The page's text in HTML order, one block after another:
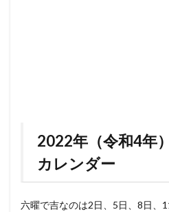
2022年（令和4年
カレンダー
六曜で吉なのは2日、5日、8日、